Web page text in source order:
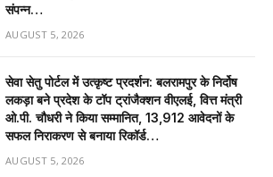
संपन्न…
AUGUST 5, 2026
सेवा सेतु पोर्टल में उत्कृष्ट प्रदर्शन: बलरामपुर के निर्दोष
लकड़ा बने प्रदेश के टॉप ट्रांजैक्शन वीएलई, वित्त मंत्री
ओ.पी. चौधरी ने किया सम्मानित, 13,912 आवेदनों के
सफल निराकरण से बनाया रिकॉर्ड…
AUGUST 5, 2026